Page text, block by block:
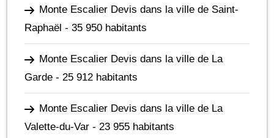
Monte Escalier Devis dans la ville de Saint-
Raphaël - 35 950 habitants
Monte Escalier Devis dans la ville de La
Garde - 25 912 habitants
Monte Escalier Devis dans la ville de La
Valette-du-Var - 23 955 habitants